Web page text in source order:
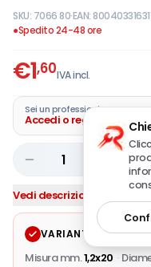
SKU: 7066 80·EAN:
●Spedito 24-48 ore
€1,60IVA incl.
Sei un professionista?
Accedi o registra la tua
1
Vedi descrizione completa
VARIANTE
Misura mm.1,2x20 ·